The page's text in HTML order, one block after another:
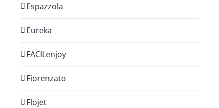
Espazzola
Eureka
FACILenjoy
Fiorenzato
Flojet